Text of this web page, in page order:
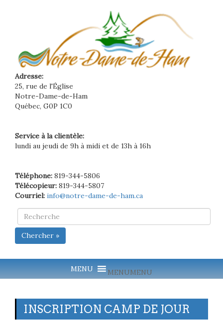
Adresse:
25, rue de l'Église
Notre-Dame-de-Ham
Québec, G0P 1C0
Service à la clientèle:
lundi au jeudi de 9h à midi et de 13h à 16h
Téléphone: 819-344-5806
Télécopieur: 819-344-5807
Courriel: info@notre-dame-de-ham.ca
Chercher »
MENUMENU
INSCRIPTION CAMP DE JOUR